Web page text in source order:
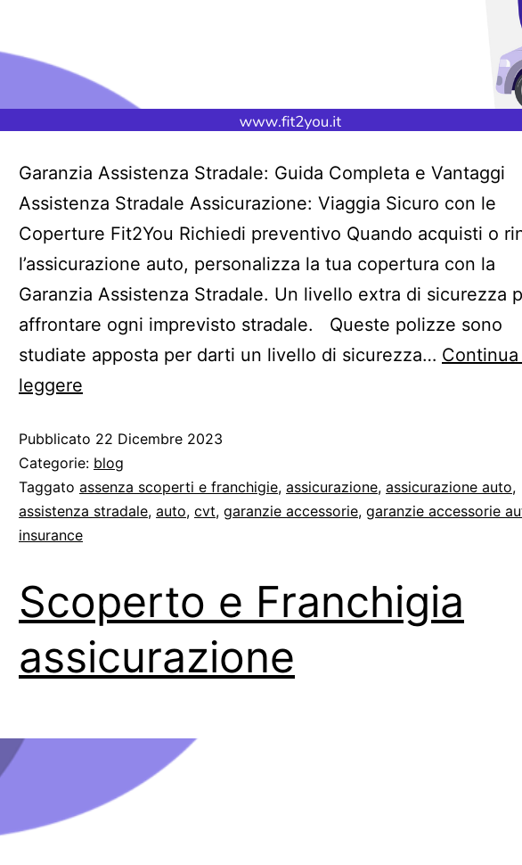
Garanzia Assistenza Stradale: Guida Completa e Vantaggi
Assistenza Stradale Assicurazione: Viaggia Sicuro con le
Coperture Fit2You Richiedi preventivo Quando acquisti o
l’assicurazione auto, personalizza la tua copertura con la
Garanzia Assistenza Stradale. Un livello extra di sicurezza
affrontare ogni imprevisto stradale. Queste polizze sono
studiate apposta per darti un livello di sicurezza… Continua
leggere
Pubblicato 22 Dicembre 2023
Categorie: blog
Taggato assenza scoperti e franchigie, assicurazione, assicurazione auto,
assistenza stradale, auto, cvt, garanzie accessorie, garanzie accessorie
insurance
Scoperto e Franchigia
assicurazione